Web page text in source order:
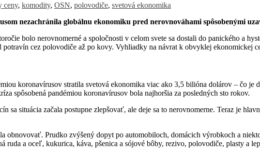
ceny, komodity, OSN, polovodiče, svetová ekonomika
nezachránila globálnu ekonomiku pred nerovnováhami spôsobenými
bolo nerovnomerné a spoločnosti v celom svete sa dostali do panického a
potravín cez polovodiče až po kovy. Vyhliadky na návrat k obvyklej ekonomickej
koronavírusov stratila svetová ekonomika viac ako 3,5 bilióna dolárov – čo
spôsobená pandémiou koronavírusov bola najhoršia za posledných sto rokov.
sa situácia začala postupne zlepšovať, ale deje sa to nerovnomerne. Teraz je
obnovovať. Prudko zvýšený dopyt po automobiloch, domácich výrobkoch a
ruda a oceľ, kukurica, káva, pšenica a sójové bôby, rezivo, polovodiče, plasty a